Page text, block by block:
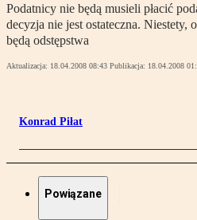
Podatnicy nie będą musieli płacić
decyzja nie jest ostateczna. Niestety,
będą odstępstwa
Aktualizacja: 18.04.2008 08:43 Publikacja: 18.04.2008
Konrad Piłat
Powiązane